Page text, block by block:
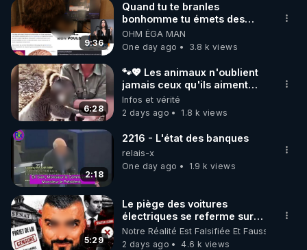
9:36
Quand tu te branles
bonhomme tu émets des
ondes ils ont juste omis de
t'expliquer
OHM ÉGA MAN
One day ago
3.8 k views
6:28
🐾💖 Les animaux n'oublient
jamais ceux qu'ils aiment…
🥹❤️
Infos et vérité
2 days ago
1.8 k views
2:18
2216 - L'état des banques
relais-x
One day ago
1.9 k views
5:29
Le piège des voitures
électriques se referme sur
les usagers !
Notre Réalité Est Falsifiée Et Fausse
2 days ago
4.6 k views